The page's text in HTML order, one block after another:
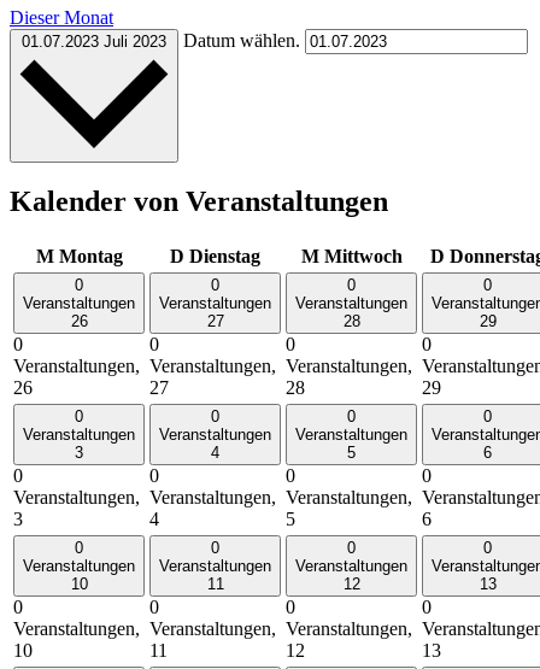
Dieser Monat
01.07.2023 Juli 2023 Datum wählen.
Kalender von Veranstaltungen
M Montag D Dienstag M Mittwoch D
0
Veranstaltungen
26
0
Veranstaltungen,
26
0
Veranstaltungen
27
0
Veranstaltungen,
27
0
Veranstaltungen
28
0
Veranstaltungen,
28
0
29
0
29
0
Veranstaltungen
3
0
Veranstaltungen,
3
0
Veranstaltungen
4
0
Veranstaltungen,
4
0
Veranstaltungen
5
0
Veranstaltungen,
5
0
6
0
6
0
Veranstaltungen
10
0
Veranstaltungen,
10
0
Veranstaltungen
11
0
Veranstaltungen,
11
0
Veranstaltungen
12
0
Veranstaltungen,
12
0
13
0
13